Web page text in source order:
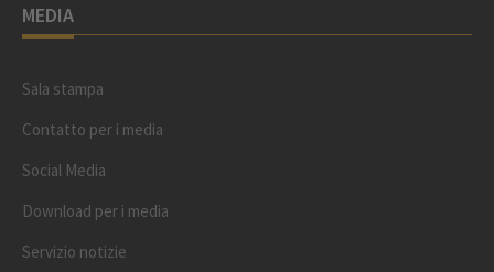
MEDIA
Sala stampa
Contatto per i media
Social Media
Download per i media
Servizio notizie